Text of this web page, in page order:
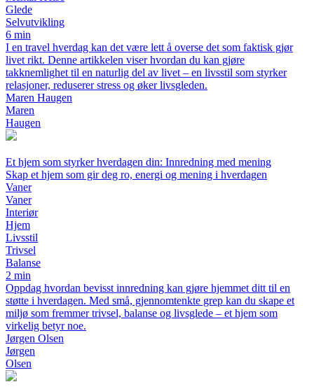
Glede
Selvutvikling
6 min
I en travel hverdag kan det være lett å overse det som faktisk gjør
livet rikt. Denne artikkelen viser hvordan du kan gjøre
takknemlighet til en naturlig del av livet – en livsstil som styrker
relasjoner, reduserer stress og øker livsgleden.
Maren Haugen
Maren
Haugen
Et hjem som styrker hverdagen din: Innredning med mening
Skap et hjem som gir deg ro, energi og mening i hverdagen
Vaner
Vaner
Interiør
Hjem
Livsstil
Trivsel
Balanse
2 min
Oppdag hvordan bevisst innredning kan gjøre hjemmet ditt til en
støtte i hverdagen. Med små, gjennomtenkte grep kan du skape et
miljø som fremmer trivsel, balanse og livsglede – et hjem som
virkelig betyr noe.
Jørgen Olsen
Jørgen
Olsen